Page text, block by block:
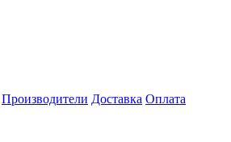
Производители Доставка Оплата